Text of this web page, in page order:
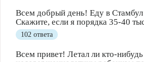
Всем добрый день! Еду в Стамбул
Скажите, если я порядка 35-40
102 ответа
Всем привет! Летал ли кто-